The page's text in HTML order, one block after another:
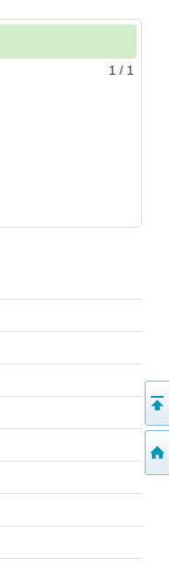
1 / 1